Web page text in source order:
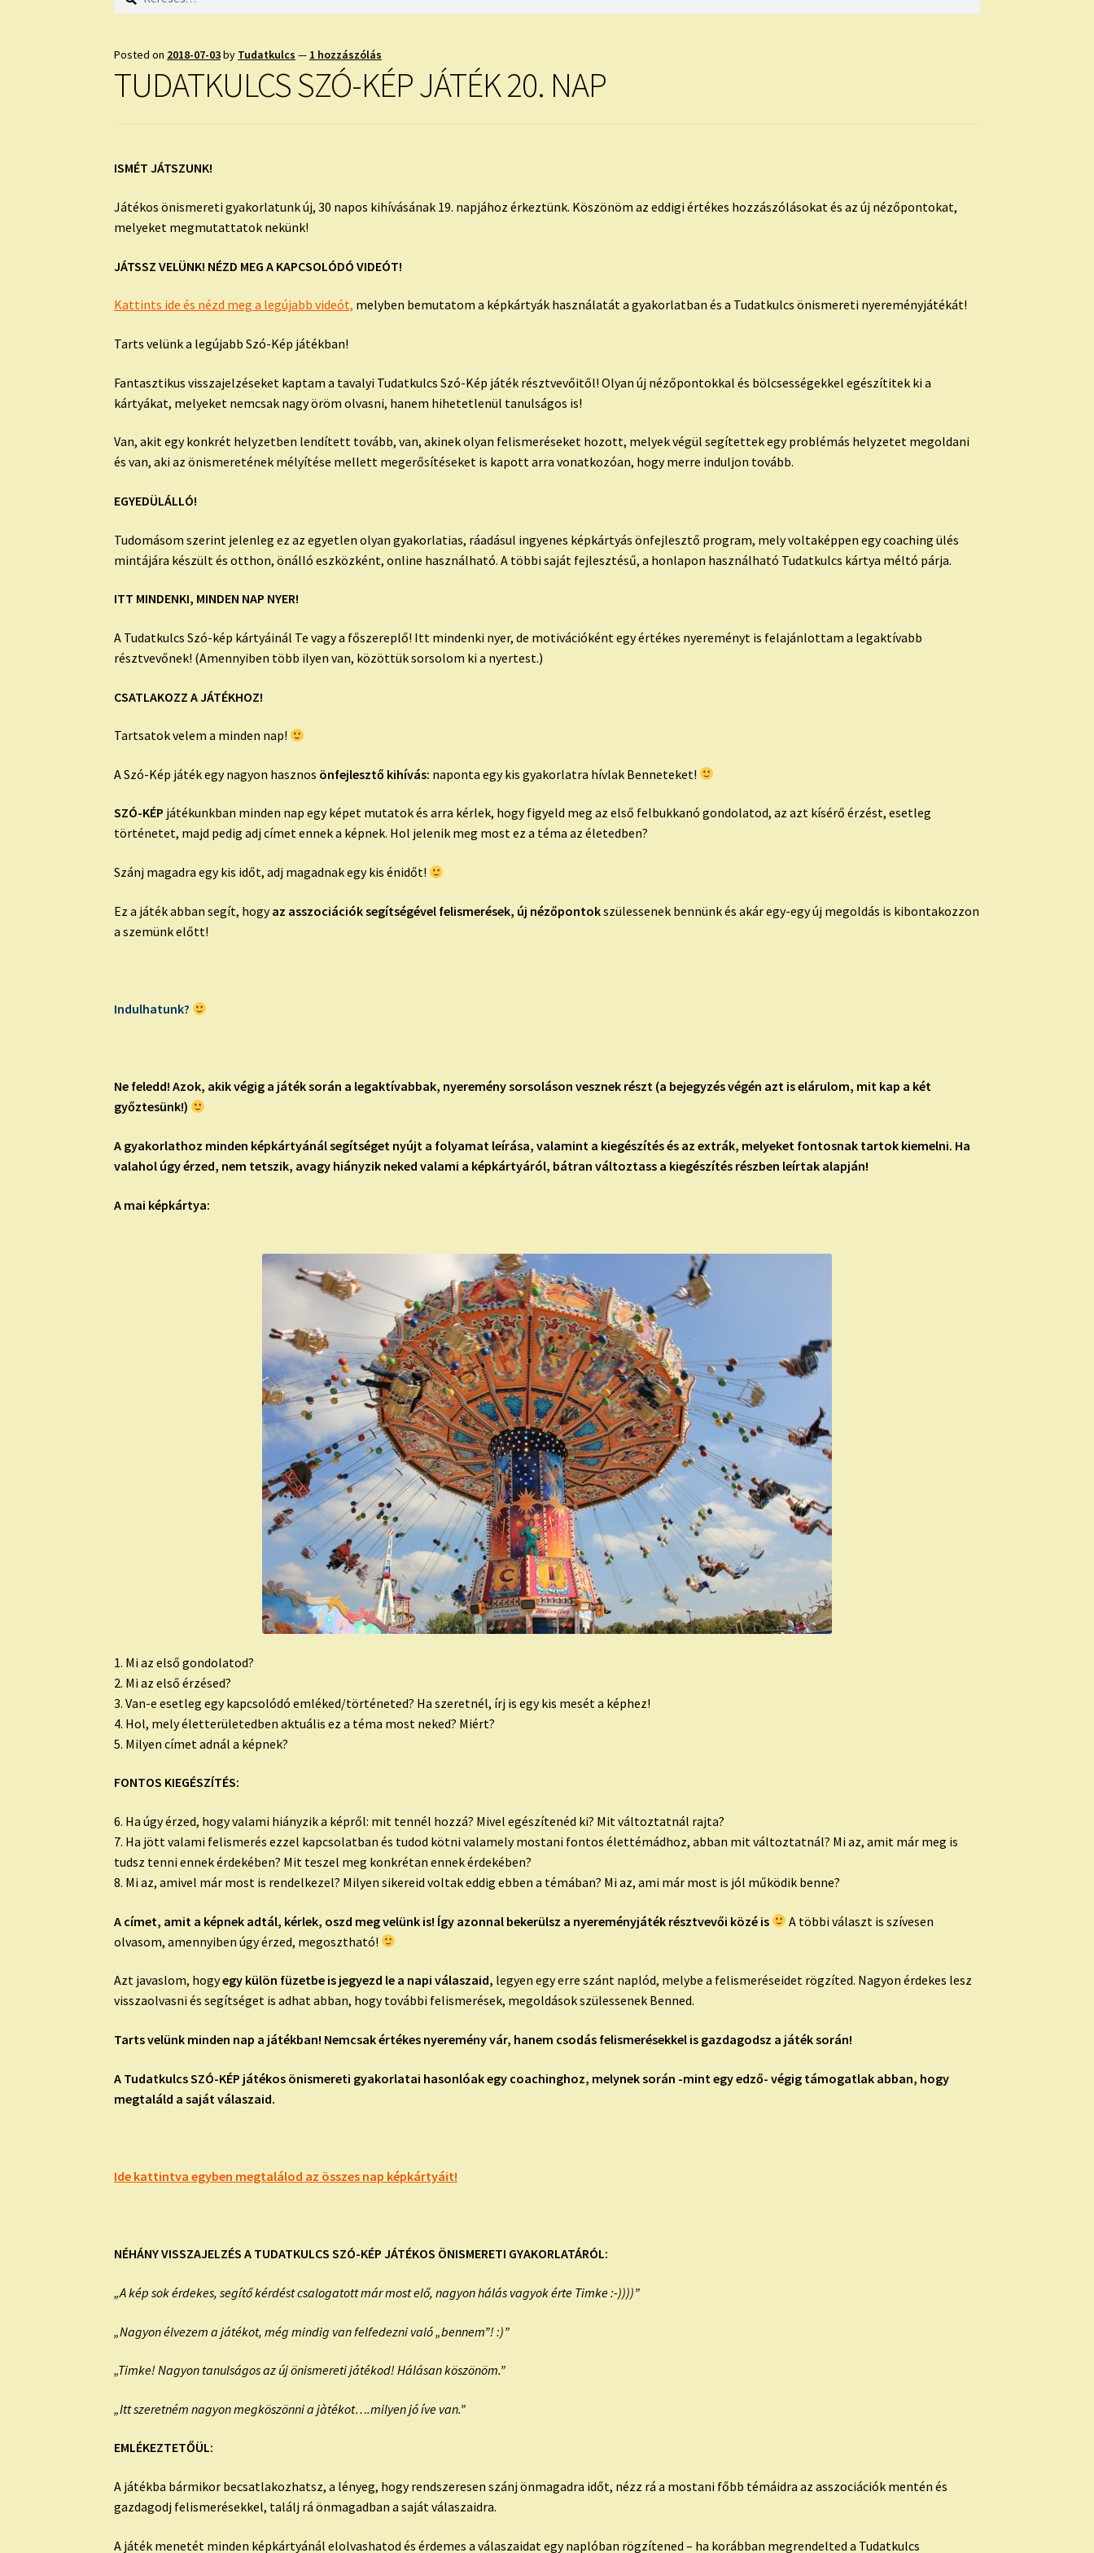
Posted on 2018-07-03by Tudatkulcs — 1 hozzászólás
TUDATKULCS SZÓ-KÉP JÁTÉK 20. NAP
ISMÉT JÁTSZUNK!
Játékos önismereti gyakorlatunk új, 30 napos kihívásának 19. napjához érkeztünk. Köszönöm az eddigi értékes hozzászólásokat és az új nézőpontokat,
melyeket megmutattatok nekünk!
JÁTSSZ VELÜNK! NÉZD MEG A KAPCSOLÓDÓ VIDEÓT!
Kattints ide és nézd meg a legújabb videót, melyben bemutatom a képkártyák használatát a gyakorlatban és a Tudatkulcs önismereti nyereményjátékát!
Tarts velünk a legújabb Szó-Kép játékban!
Fantasztikus visszajelzéseket kaptam a tavalyi Tudatkulcs Szó-Kép játék résztvevőitől! Olyan új nézőpontokkal és bölcsességekkel egészítitek ki a
kártyákat, melyeket nemcsak nagy öröm olvasni, hanem hihetetlenül tanulságos is!
Van, akit egy konkrét helyzetben lendített tovább, van, akinek olyan felismeréseket hozott, melyek végül segítettek egy problémás helyzetet megoldani
és van, aki az önismeretének mélyítése mellett megerősítéseket is kapott arra vonatkozóan, hogy merre induljon tovább.
EGYEDÜLÁLLÓ!
Tudomásom szerint jelenleg ez az egyetlen olyan gyakorlatias, ráadásul ingyenes képkártyás önfejlesztő program, mely voltaképpen egy coaching ülés
mintájára készült és otthon, önálló eszközként, online használható. A többi saját fejlesztésű, a honlapon használható Tudatkulcs kártya méltó párja.
ITT MINDENKI, MINDEN NAP NYER!
A Tudatkulcs Szó-kép kártyáinál Te vagy a főszereplő! Itt mindenki nyer, de motivációként egy értékes nyereményt is felajánlottam a legaktívabb
résztvevőnek! (Amennyiben több ilyen van, közöttük sorsolom ki a nyertest.)
CSATLAKOZZ A JÁTÉKHOZ!
Tartsatok velem a minden nap!
A Szó-Kép játék egy nagyon hasznos önfejlesztő kihívás: naponta egy kis gyakorlatra hívlak Benneteket!
SZÓ-KÉP játékunkban minden nap egy képet mutatok és arra kérlek, hogy figyeld meg az első felbukkanó gondolatod, az azt kísérő érzést, esetleg
történetet, majd pedig adj címet ennek a képnek. Hol jelenik meg most ez a téma az életedben?
Szánj magadra egy kis időt, adj magadnak egy kis énidőt!
Ez a játék abban segít, hogyaz asszociációk segítségével felismerések, új nézőpontokszülessenek bennünk és akár egy-egy új megoldás is kibontakozzon
a szemünk előtt!
Indulhatunk?
Ne feledd! Azok, akik végig a játék során a legaktívabbak, nyeremény sorsoláson vesznek részt (a bejegyzés végén azt is elárulom, mit kap a két
győztesünk!)
A gyakorlathoz minden képkártyánál segítséget nyújt a folyamat leírása, valamint a kiegészítés és az extrák, melyeket fontosnak tartok kiemelni. Ha
valahol úgy érzed, nem tetszik, avagy hiányzik neked valami a képkártyáról, bátran változtass a kiegészítés részben leírtak alapján!
A mai képkártya:
1. Mi az első gondolatod?
2. Mi az első érzésed?
3. Van-e esetleg egy kapcsolódó emléked/történeted? Ha szeretnél, írj is egy kis mesét a képhez!
4. Hol, mely életterületedben aktuális ez a téma most neked? Miért?
5. Milyen címet adnál a képnek?
FONTOS KIEGÉSZÍTÉS:
6. Ha úgy érzed, hogy valami hiányzik a képről: mit tennél hozzá? Mivel egészítenéd ki? Mit változtatnál rajta?
7. Ha jött valami felismerés ezzel kapcsolatban és tudod kötni valamely mostani fontos élettémádhoz, abban mit változtatnál? Mi az, amit már meg is
tudsz tenni ennek érdekében? Mit teszel meg konkrétan ennek érdekében?
8. Mi az, amivel már most is rendelkezel? Milyen sikereid voltak eddig ebben a témában? Mi az, ami már most is jól működik benne?
A címet, amit a képnek adtál, kérlek, oszd meg velünk is! Így azonnal bekerülsz a nyereményjáték résztvevői közé is
A többi választ is szívesen
olvasom, amennyiben úgy érzed, megosztható!
Azt javaslom, hogyegy külön füzetbe is jegyezd le a napi válaszaid, legyen egy erre szánt naplód, melybe a felismeréseidet rögzíted. Nagyon érdekes lesz
visszaolvasni és segítséget is adhat abban, hogy további felismerések, megoldások szülessenek Benned.
Tarts velünk minden nap a játékban! Nemcsak értékes nyeremény vár, hanem csodás felismerésekkel is gazdagodsz a játék során!
A Tudatkulcs SZÓ-KÉP játékos önismereti gyakorlatai hasonlóak egy coachinghoz, melynek során -mint egy edző- végig támogatlak abban, hogy
megtaláld a saját válaszaid.
Ide kattintva egyben megtalálod az összes nap képkártyáit!
NÉHÁNY VISSZAJELZÉS A TUDATKULCS SZÓ-KÉP JÁTÉKOS ÖNISMERETI GYAKORLATÁRÓL:
„A kép sok érdekes, segítő kérdést csalogatott már most elő, nagyon hálás vagyok érte Timke :-))))”
„Nagyon élvezem a játékot, még mindig van felfedezni való „bennem”! :)”
„Timke! Nagyon tanulságos az új önismereti játékod! Hálásan köszönöm.”
„Itt szeretném nagyon megköszönni a jàtékot….milyen jó íve van.”
EMLÉKEZTETŐÜL:
A játékba bármikor becsatlakozhatsz, a lényeg, hogy rendszeresen szánj önmagadra időt, nézz rá a mostani főbb témáidra az asszociációk mentén és
gazdagodj felismerésekkel, találj rá önmagadban a saját válaszaidra.
A játék menetét minden képkártyánál elolvashatod és érdemes a válaszaidat egy naplóban rögzítened – ha korábban megrendelted a Tudatkulcs